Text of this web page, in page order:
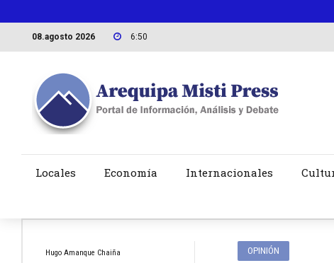
08.agosto 2026 6:50
Locales Economía Internacionales
Hugo Amanque Chaiña OPINIÓN